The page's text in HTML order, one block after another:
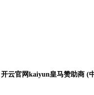
开云官网kaiyun皇马赞助商 (